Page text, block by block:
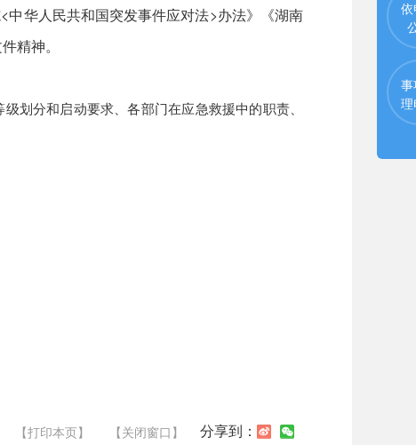
华人民共和国突发事件应对法>办法》《湖南
精神。
级划分和启动要求、各部门在应急救援中的职责、
【打印本页】 【关闭窗口】 分享到：